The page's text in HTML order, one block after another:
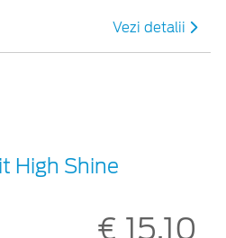
Vezi detalii
High Shine
€ 15,10